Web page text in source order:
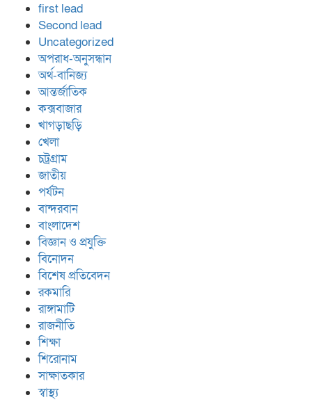
first lead
Second lead
Uncategorized
অপরাধ-অনুসন্ধান
অর্থ-বানিজ্য
আন্তর্জাতিক
কক্সবাজার
খাগড়াছড়ি
খেলা
চট্রগ্রাম
জাতীয়
পর্যটন
বান্দরবান
বাংলাদেশ
বিজ্ঞান ও প্রযুক্তি
বিনোদন
বিশেষ প্রতিবেদন
রকমারি
রাঙ্গামাটি
রাজনীতি
শিক্ষা
শিরোনাম
সাক্ষাতকার
স্বাস্থ্য